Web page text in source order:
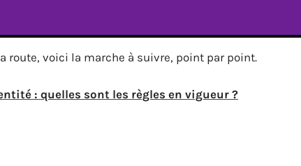
route, voici la marche à suivre, point par point.
: quelles sont les règles en vigueur ?